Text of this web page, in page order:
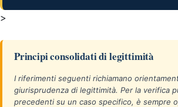
>
Principi consolidati di legittimità
I riferimenti seguenti richiamano
giurisprudenza di legittimità. Per la verifica
precedenti su un caso specifico, è sempre